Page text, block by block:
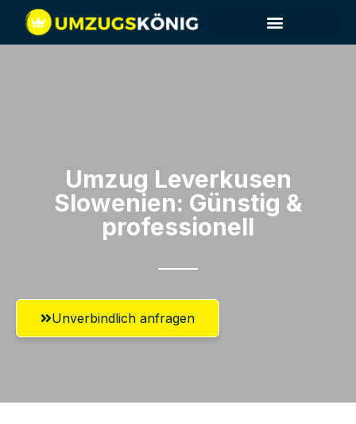
Umzug Leverkusen​
Slowenien: Günstig &
professionell​
Unverbindlich anfragen